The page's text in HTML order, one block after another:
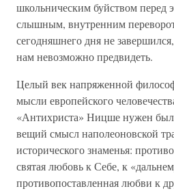
школьническим буйством перед
слышным, внутренним
сегодняшнего дня не
нам невозможно предвидеть.
Целый век напряженной
мысли европейского
«Антихриста» Ницше нужен был
вещий смысл наполеоновской
исторического знаменья:
святая любовь к Себе, к
противопоставленная любви к